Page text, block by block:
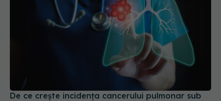
De ce crește incidența cancerului pulmonar sub
50 de ani. Care este legătura cu mâncarea